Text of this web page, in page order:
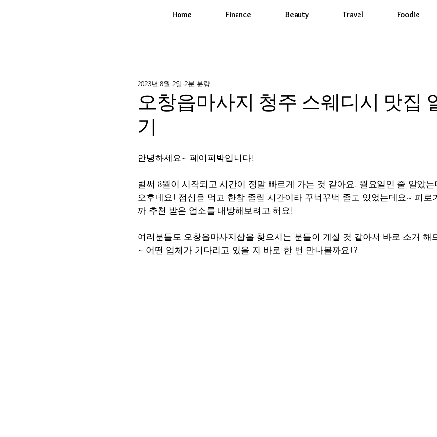
Home Finance Beauty Travel Foodie
오창읍마사지 청주 스웨디시 맛집
기
2023년 8월 2일 2분 분량
안녕하세요~ 페이퍼박입니다!
벌써 8월이 시작되고 시간이 정말 빠르게 가는 것 같아요. 월요일인 줄 알았
오후네요! 점심을 먹고 한참 졸릴 시간이라 꾸벅꾸벅 졸고 있었는데요~ 피로
까 추천 받은 업소를 내방해보려고 해요!
여러분들도 오창읍마사지샵을 찾으시는 분들이 계실 것 같아서 바로 소개 해
~ 어떤 업체가 기다리고 있을 지 바로 한 번 만나볼까요!?